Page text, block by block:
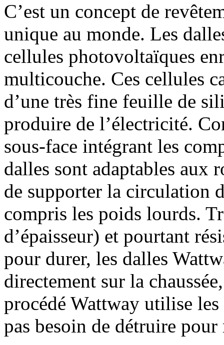
C’est un concept de
unique au monde. Les
cellules photovoltaïques
multicouche. Ces cellules
d’une très fine feuille de
produire de l’électricité.
sous-face intégrant les
dalles sont adaptables aux
de supporter la circulation
compris les poids lourds.
d’épaisseur) et pourtant
pour durer, les dalles
directement sur la
procédé Wattway utilise
pas besoin de détruire